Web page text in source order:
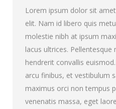
Lorem ipsum dolor sit
elit. Nam id libero quis
molestie nibh at ipsum
lacus ultrices. Pellentesque
hendrerit convallis
arcu finibus, et vestibulum
maximus orci non tempus
venenatis massa, eget